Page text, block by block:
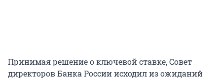
Принимая решение о ключевой ставке, Совет
директоров Банка России исходил из ожиданий